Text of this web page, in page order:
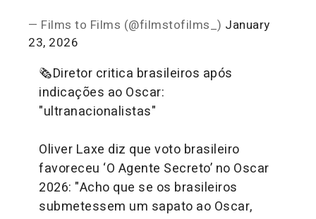
— Films to Films (@filmstofilms_) January
23, 2026
🗞️Diretor critica brasileiros após
indicações ao Oscar:
"ultranacionalistas"
Oliver Laxe diz que voto brasileiro
favoreceu ‘O Agente Secreto’ no Oscar
2026: "Acho que se os brasileiros
submetessem um sapato ao Oscar,